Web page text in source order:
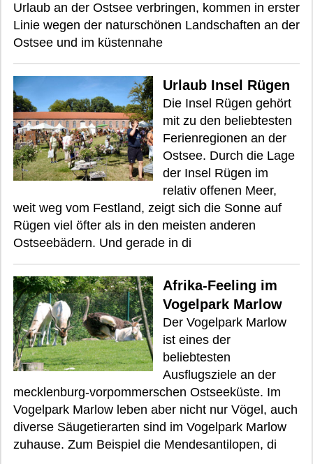
Urlaub an der Ostsee verbringen, kommen in erster
Linie wegen der naturschönen Landschaften an der
Ostsee und im küstennahe
Urlaub Insel Rügen
Die Insel Rügen gehört
mit zu den beliebtesten
Ferienregionen an der
Ostsee. Durch die Lage
der Insel Rügen im
relativ offenen Meer,
weit weg vom Festland, zeigt sich die Sonne auf
Rügen viel öfter als in den meisten anderen
Ostseebädern. Und gerade in di
Afrika-Feeling im
Vogelpark Marlow
Der Vogelpark Marlow
ist eines der
beliebtesten
Ausflugsziele an der
mecklenburg-vorpommerschen Ostseeküste. Im
Vogelpark Marlow leben aber nicht nur Vögel, auch
diverse Säugetierarten sind im Vogelpark Marlow
zuhause. Zum Beispiel die Mendesantilopen, di